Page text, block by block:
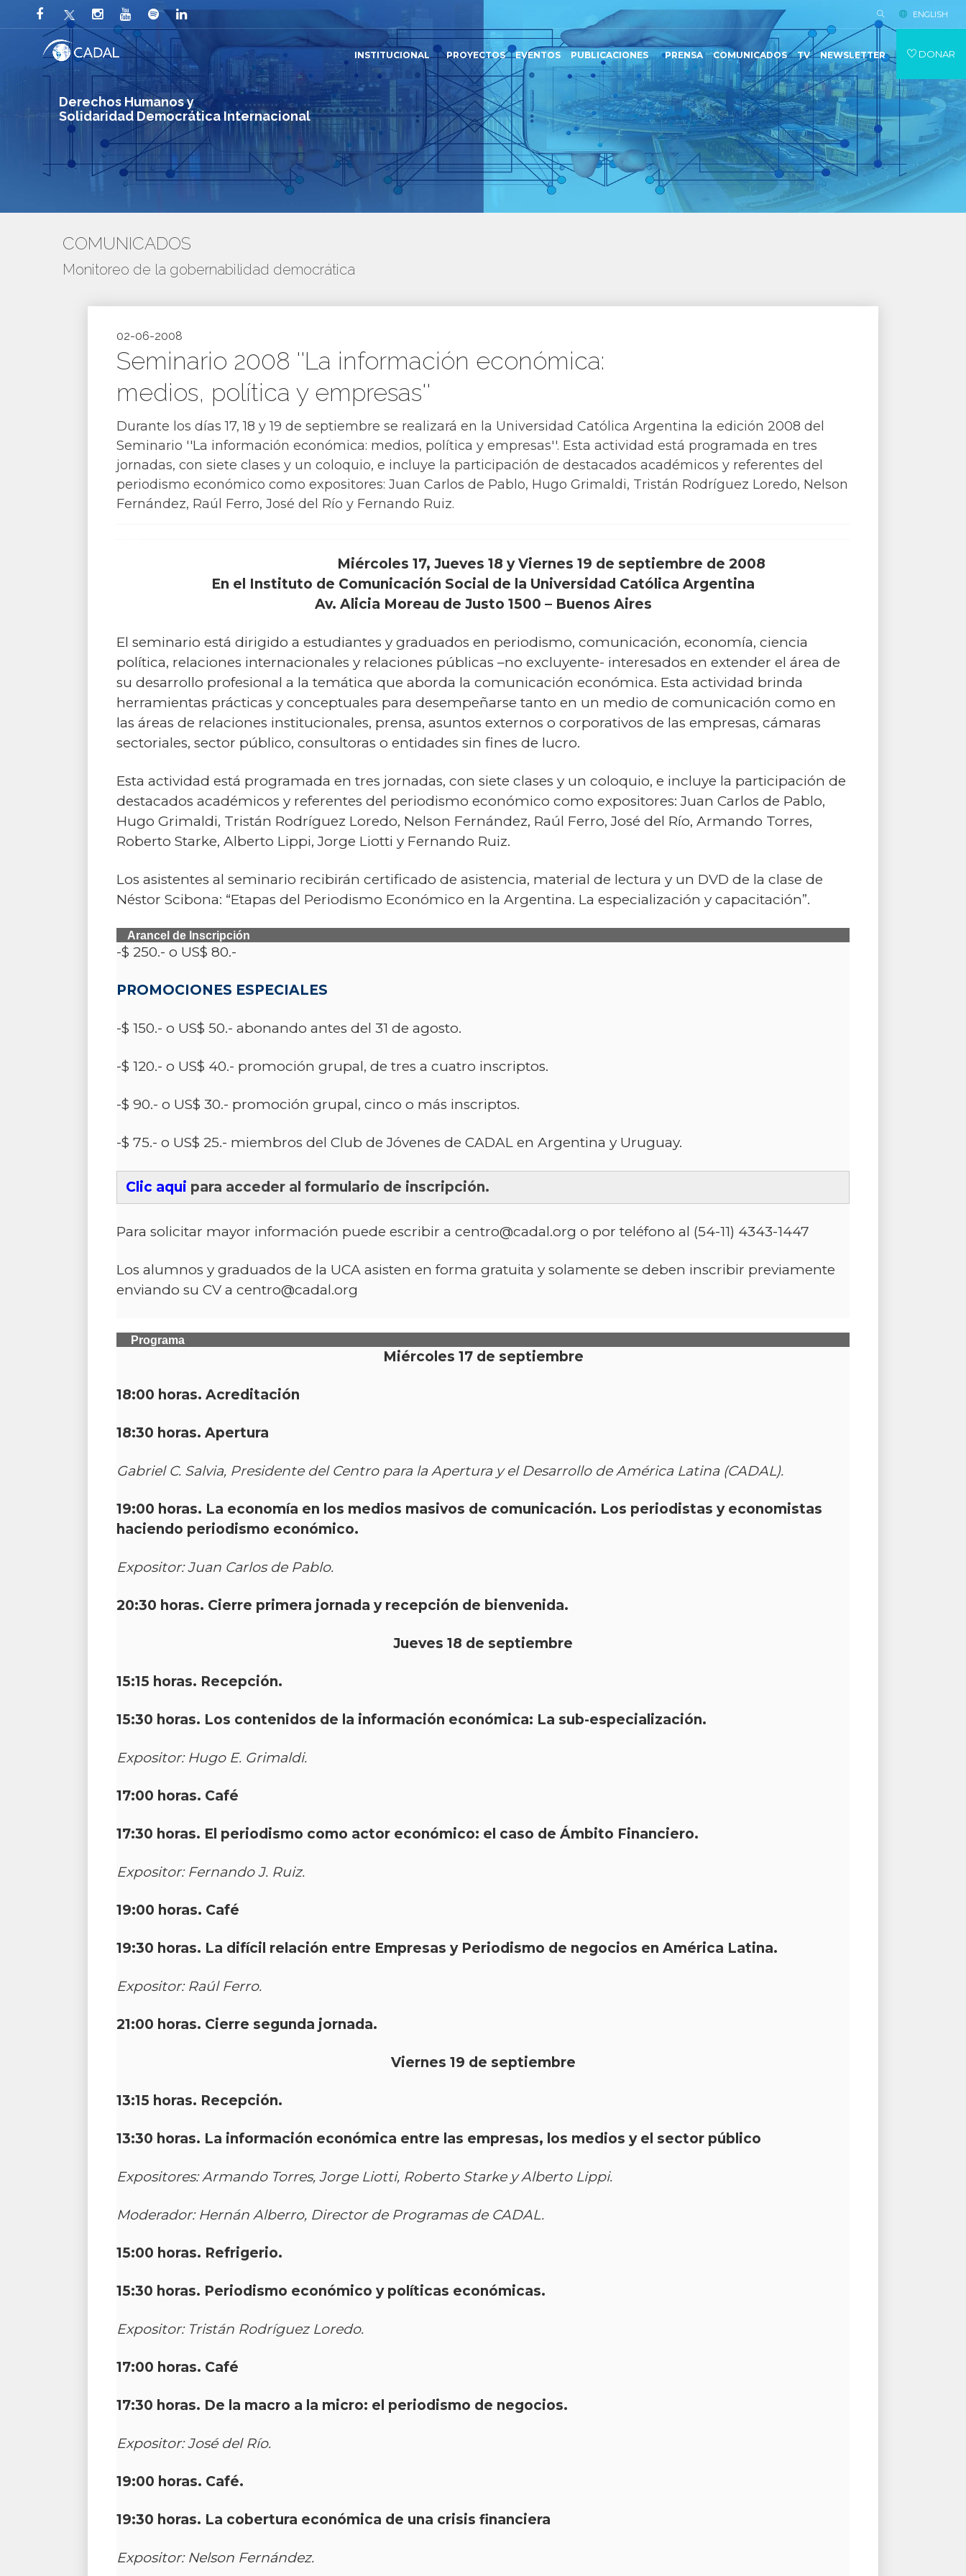
Derechos Humanos y
Solidaridad Democrática Internacional
ENGLISH
INSTITUCIONAL PROYECTOS EVENTOS PUBLICACIONES PRENSA COMUNICADOS TV NEWSLETTER DONAR
COMUNICADOS
Monitoreo de la gobernabilidad democrática
02-06-2008
Seminario 2008 ''La información económica:
medios, política y empresas''
Durante los días 17, 18 y 19 de septiembre se realizará en la Universidad Católica Argentina la edición 2008 del
Seminario ''La información económica: medios, política y empresas''. Esta actividad está programada en tres
jornadas, con siete clases y un coloquio, e incluye la participación de destacados académicos y referentes del
periodismo económico como expositores: Juan Carlos de Pablo, Hugo Grimaldi, Tristán Rodríguez Loredo, Nelson
Fernández, Raúl Ferro, José del Río y Fernando Ruiz.
Miércoles 17, Jueves 18 y Viernes 19 de septiembre de 2008
En el Instituto de Comunicación Social de la Universidad Católica Argentina
Av. Alicia Moreau de Justo 1500 – Buenos Aires
El seminario está dirigido a estudiantes y graduados en periodismo, comunicación, economía, ciencia
política, relaciones internacionales y relaciones públicas –no excluyente- interesados en extender el área de
su desarrollo profesional a la temática que aborda la comunicación económica. Esta actividad brinda
herramientas prácticas y conceptuales para desempeñarse tanto en un medio de comunicación como en
las áreas de relaciones institucionales, prensa, asuntos externos o corporativos de las empresas, cámaras
sectoriales, sector público, consultoras o entidades sin fines de lucro.
Esta actividad está programada en tres jornadas, con siete clases y un coloquio, e incluye la participación de
destacados académicos y referentes del periodismo económico como expositores: Juan Carlos de Pablo,
Hugo Grimaldi, Tristán Rodríguez Loredo, Nelson Fernández, Raúl Ferro, José del Río, Armando Torres,
Roberto Starke, Alberto Lippi, Jorge Liotti y Fernando Ruiz.
Los asistentes al seminario recibirán certificado de asistencia, material de lectura y un DVD de la clase de
Néstor Scibona: “Etapas del Periodismo Económico en la Argentina. La especialización y capacitación”.
Arancel de Inscripción
-$ 250.- o US$ 80.-
PROMOCIONES ESPECIALES
-$ 150.- o US$ 50.- abonando antes del 31 de agosto.
-$ 120.- o US$ 40.- promoción grupal, de tres a cuatro inscriptos.
-$ 90.- o US$ 30.- promoción grupal, cinco o más inscriptos.
-$ 75.- o US$ 25.- miembros del Club de Jóvenes de CADAL en Argentina y Uruguay.
Clic aqui para acceder al formulario de inscripción.
Para solicitar mayor información puede escribir a centro@cadal.org o por teléfono al (54-11) 4343-1447
Los alumnos y graduados de la UCA asisten en forma gratuita y solamente se deben inscribir previamente
enviando su CV a centro@cadal.org
Programa
Miércoles 17 de septiembre
18:00 horas. Acreditación
18:30 horas. Apertura
Gabriel C. Salvia, Presidente del Centro para la Apertura y el Desarrollo de América Latina (CADAL).
19:00 horas. La economía en los medios masivos de comunicación. Los periodistas y economistas
haciendo periodismo económico.
Expositor: Juan Carlos de Pablo.
20:30 horas. Cierre primera jornada y recepción de bienvenida.
Jueves 18 de septiembre
15:15 horas. Recepción.
15:30 horas. Los contenidos de la información económica: La sub-especialización.
Expositor: Hugo E. Grimaldi.
17:00 horas. Café
17:30 horas. El periodismo como actor económico: el caso de Ámbito Financiero.
Expositor: Fernando J. Ruiz.
19:00 horas. Café
19:30 horas. La difícil relación entre Empresas y Periodismo de negocios en América Latina.
Expositor: Raúl Ferro.
21:00 horas. Cierre segunda jornada.
Viernes 19 de septiembre
13:15 horas. Recepción.
13:30 horas. La información económica entre las empresas, los medios y el sector público
Expositores: Armando Torres, Jorge Liotti, Roberto Starke y Alberto Lippi.
Moderador: Hernán Alberro, Director de Programas de CADAL.
15:00 horas. Refrigerio.
15:30 horas. Periodismo económico y políticas económicas.
Expositor: Tristán Rodríguez Loredo.
17:00 horas. Café
17:30 horas. De la macro a la micro: el periodismo de negocios.
Expositor: José del Río.
19:00 horas. Café.
19:30 horas. La cobertura económica de una crisis financiera
Expositor: Nelson Fernández.